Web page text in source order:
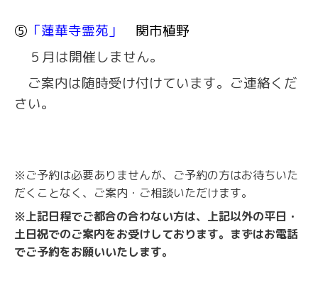
⑤ 「蓮華寺霊苑」
関市植野
５月は開催しません。
ご案内は随時受け付けています。ご連絡くだ
さい。
※ご予約は必要ありませんが、ご予約の方はお待ちいた
だくことなく、ご案内・ご相談いただけます。
※上記日程でご都合の合わない方は、上記以外の平日・
土日祝でのご案内をお受けしております。まずはお電話
でご予約をお願いいたします。